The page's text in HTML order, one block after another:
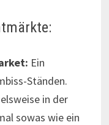
Ein
Ständen.
in der
sowas wie ein